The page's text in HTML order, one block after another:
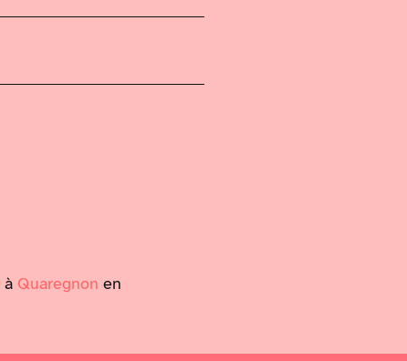
à Quaregnon en